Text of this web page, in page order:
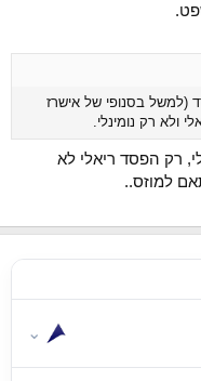
בסנופי של אישרז
ולא רק נומינלי.
רק הפסד ריאלי לא
למוזס..
⌄